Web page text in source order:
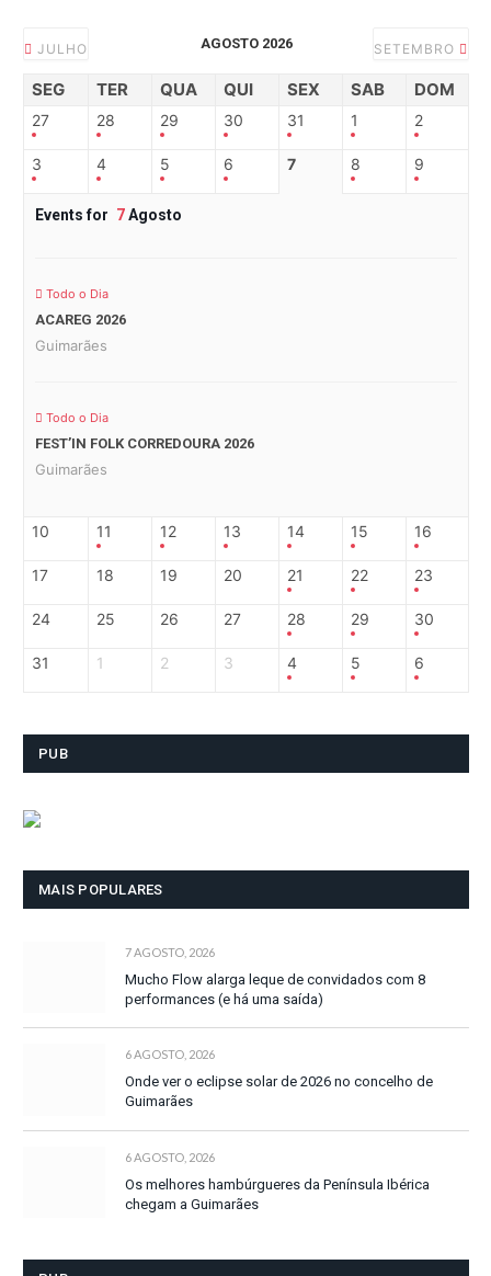
JULHO AGOSTO 2026 SETEMBRO
SEG TER QUA QUI SEX SAB DOM
27 28 29 30 31 1 2
3 4 5 6 7 8 9
Events for 7Agosto
Todo o Dia
ACAREG 2026
Guimarães
Todo o Dia
FEST’IN FOLK CORREDOURA 2026
Guimarães
10 11 12 13 14 15 16
17 18 19 20 21 22 23
24 25 26 27 28 29 30
31 1 2 3 4 5 6
PUB
MAIS POPULARES
7 AGOSTO, 2026
Mucho Flow alarga leque de convidados com 8
performances (e há uma saída)
6 AGOSTO, 2026
Onde ver o eclipse solar de 2026 no concelho de
Guimarães
6 AGOSTO, 2026
Os melhores hambúrgueres da Península Ibérica
chegam a Guimarães